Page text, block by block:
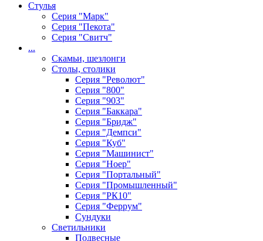
Стулья
Серия "Марк"
Серия "Пекота"
Серия "Свитч"
...
Скамьи, шезлонги
Столы, столики
Серия "Револют"
Серия "800"
Серия "903"
Серия "Баккара"
Серия "Бридж"
Серия "Демпси"
Серия "Куб"
Серия "Машинист"
Серия "Ноер"
Серия "Портальный"
Серия "Промышленный"
Серия "РК10"
Серия "Феррум"
Сундуки
Светильники
Подвесные